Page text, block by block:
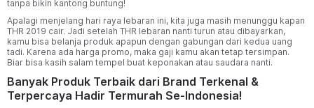
tanpa bikin kantong buntung!
Apalagi menjelang hari raya lebaran ini, kita juga masih menunggu kapan
THR 2019 cair. Jadi setelah THR lebaran nanti turun atau dibayarkan,
kamu bisa belanja produk apapun dengan gabungan dari kedua uang
tadi. Karena ada harga promo, maka gaji kamu akan tetap tersimpan.
Biar bisa kasih salam tempel buat keponakan atau saudara nanti.
Banyak Produk Terbaik dari Brand Terkenal &
Terpercaya Hadir Termurah Se-Indonesia!